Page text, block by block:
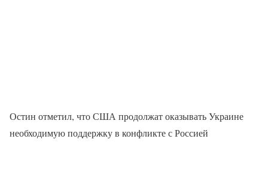
Остин отметил, что США продолжат оказывать Украине
необходимую поддержку в конфликте с Россией